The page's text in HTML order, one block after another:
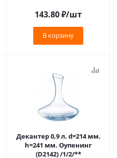
143.80₽/шт
В корзину
Декантер 0,9 л. d=214 мм.
h=241 мм. Оупенинг
(D2142) /1/2/**